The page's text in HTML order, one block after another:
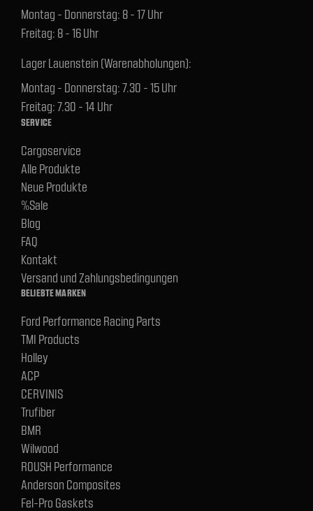
Montag - Donnerstag: 8 - 17 Uhr
Freitag: 8 - 16 Uhr
Lager Lauenstein (Warenabholungen):
Montag - Donnerstag: 7.30 - 15 Uhr
Freitag: 7.30 - 14 Uhr
SERVICE
Cargoservice
Alle Produkte
Neue Produkte
%Sale
Blog
FAQ
Kontakt
Versand und Zahlungsbedingungen
BELIEBTE MARKEN
Ford Performance Racing Parts
TMI Products
Holley
ACP
CERVINIS
Trufiber
BMR
Wilwood
ROUSH Performance
Anderson Composites
Fel-Pro Gaskets